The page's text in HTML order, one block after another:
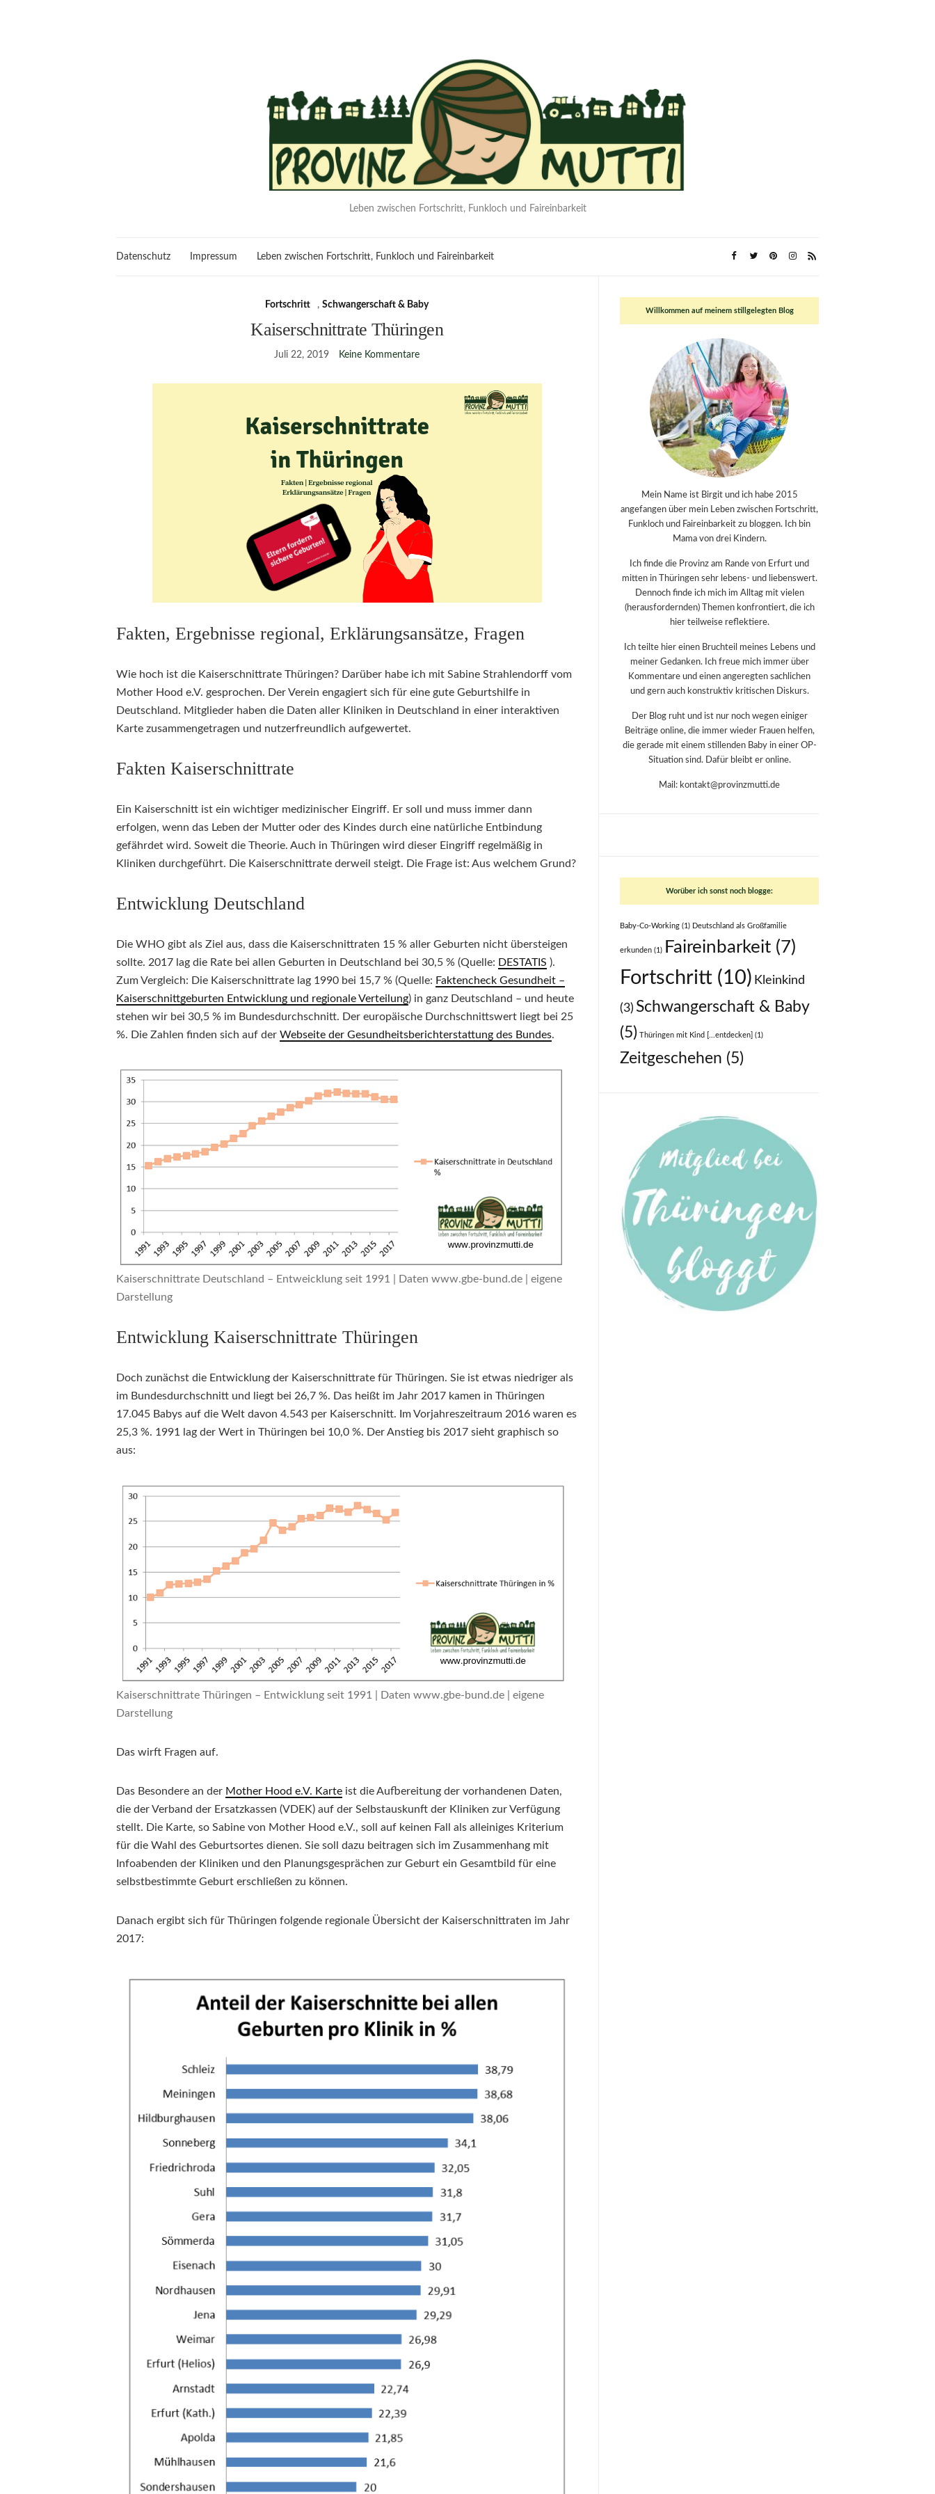
Leben zwischen Fortschritt, Funkloch und Faireinbarkeit
Datenschutz Impressum Leben zwischen Fortschritt, Funkloch und Faireinbarkeit
Fortschritt ,Schwangerschaft & Baby
Kaiserschnittrate Thüringen
Juli 22, 2019 Keine Kommentare
Fakten, Ergebnisse regional, Erklärungsansätze, Fragen
Wie hoch ist die Kaiserschnittrate Thüringen? Darüber habe ich mit Sabine Strahlendorff vom
Mother Hood e.V. gesprochen. Der Verein engagiert sich für eine gute Geburtshilfe in
Deutschland. Mitglieder haben die Daten aller Kliniken in Deutschland in einer interaktiven
Karte zusammengetragen und nutzerfreundlich aufgewertet.
Fakten Kaiserschnittrate
Ein Kaiserschnitt ist ein wichtiger medizinischer Eingriff. Er soll und muss immer dann
erfolgen, wenn das Leben der Mutter oder des Kindes durch eine natürliche Entbindung
gefährdet wird. Soweit die Theorie. Auch in Thüringen wird dieser Eingriff regelmäßig in
Kliniken durchgeführt. Die Kaiserschnittrate derweil steigt. Die Frage ist: Aus welchem Grund?
Entwicklung Deutschland
Die WHO gibt als Ziel aus, dass die Kaiserschnittraten 15 % aller Geburten nicht übersteigen
sollte. 2017 lag die Rate bei allen Geburten in Deutschland bei 30,5 % (Quelle: DESTATIS ).
Zum Vergleich: Die Kaiserschnittrate lag 1990 bei 15,7 % (Quelle: Faktencheck Gesundheit –
Kaiserschnittgeburten Entwicklung und regionale Verteilung) in ganz Deutschland – und heute
stehen wir bei 30,5 % im Bundesdurchschnitt. Der europäische Durchschnittswert liegt bei 25
%. Die Zahlen finden sich auf der Webseite der Gesundheitsberichterstattung des Bundes.
Kaiserschnittrate Deutschland – Entweicklung seit 1991 | Daten www.gbe-bund.de | eigene
Darstellung
Entwicklung Kaiserschnittrate Thüringen
Doch zunächst die Entwicklung der Kaiserschnittrate für Thüringen. Sie ist etwas niedriger als
im Bundesdurchschnitt und liegt bei 26,7 %. Das heißt im Jahr 2017 kamen in Thüringen
17.045 Babys auf die Welt davon 4.543 per Kaiserschnitt. Im Vorjahreszeitraum 2016 waren es
25,3 %. 1991 lag der Wert in Thüringen bei 10,0 %. Der Anstieg bis 2017 sieht graphisch so
aus:
Kaiserschnittrate Thüringen – Entwicklung seit 1991 | Daten www.gbe-bund.de | eigene
Darstellung
Das wirft Fragen auf.
Das Besondere an der Mother Hood e.V. Karte ist die Aufbereitung der vorhandenen Daten,
die der Verband der Ersatzkassen (VDEK) auf der Selbstauskunft der Kliniken zur Verfügung
stellt. Die Karte, so Sabine von Mother Hood e.V., soll auf keinen Fall als alleiniges Kriterium
für die Wahl des Geburtsortes dienen. Sie soll dazu beitragen sich im Zusammenhang mit
Infoabenden der Kliniken und den Planungsgesprächen zur Geburt ein Gesamtbild für eine
selbstbestimmte Geburt erschließen zu können.
Danach ergibt sich für Thüringen folgende regionale Übersicht der Kaiserschnittraten im Jahr
2017:
Willkommen auf meinem stillgelegten Blog
Mein Name ist Birgit und ich habe 2015
angefangen über mein Leben zwischen Fortschritt,
Funkloch und Faireinbarkeit zu bloggen. Ich bin
Mama von drei Kindern.
Ich finde die Provinz am Rande von Erfurt und
mitten in Thüringen sehr lebens- und liebenswert.
Dennoch finde ich mich im Alltag mit vielen
(herausfordernden) Themen konfrontiert, die ich
hier teilweise reflektiere.
Ich teilte hier einen Bruchteil meines Lebens und
meiner Gedanken. Ich freue mich immer über
Kommentare und einen angeregten sachlichen
und gern auch konstruktiv kritischen Diskurs.
Der Blog ruht und ist nur noch wegen einiger
Beiträge online, die immer wieder Frauen helfen,
die gerade mit einem stillenden Baby in einer OP-
Situation sind. Dafür bleibt er online.
Mail: kontakt@provinzmutti.de
Worüber ich sonst noch blogge:
Baby-Co-Working (1) Deutschland als Großfamilie
erkunden (1) Faireinbarkeit (7)
Fortschritt (10) Kleinkind
(3) Schwangerschaft & Baby
(5) Thüringen mit Kind [...entdecken] (1)
Zeitgeschehen (5)